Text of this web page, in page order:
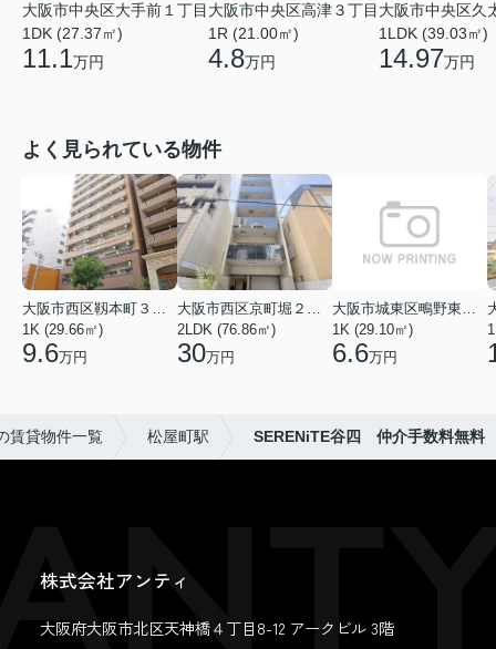
大阪市中央区大手前１丁目
1DK (27.37㎡)
11.1万円
大阪市中央区高津３丁目
1R (21.00㎡)
4.8万円
大阪市中央区久
1LDK (39.03㎡)
14.97万円
よく見られている物件
大阪市西区靱本町３丁目
1K (29.66㎡)
9.6万円
大阪市西区京町堀２丁目
2LDK (76.86㎡)
30万円
大阪市城東区鴫野東３丁目
1K (29.10㎡)
6.6万円
賃貸物件一覧 松屋町駅 SERENiTE谷四 仲介手数料無料
株式会社アンティ
大阪府大阪市北区天神橋４丁目8-12 アークビル 3階